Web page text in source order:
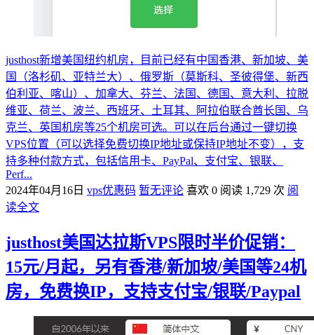
justhost新增美国纽约机房，目前已经有中国香港、新加坡、美
国（洛杉矶、亚特兰大）、俄罗斯（莫斯科、圣彼得堡、新西
伯利亚、喀山）、加拿大、芬兰、法国、德国、意大利、拉脱
维亚、荷兰、波兰、西班牙、土耳其、阿拉伯联合酋长国、乌
克兰、英国机房等25个机房可选。可以在后台通过一键切换
VPS位置（可以选择免费切换IP地址或保持IP地址不变），支
持多种付款方式，包括信用卡、PayPal、支付宝、银联、
Perf...
2024年04月16日 vps优惠码 暂无评论 喜欢 0 阅读 1,729 次 阅
读全文
justhost美国达拉斯VPS限时半价促销：
15元/月起，另有香港/新加坡/美国等24机
房，免费换IP，支持支付宝/银联/Paypal